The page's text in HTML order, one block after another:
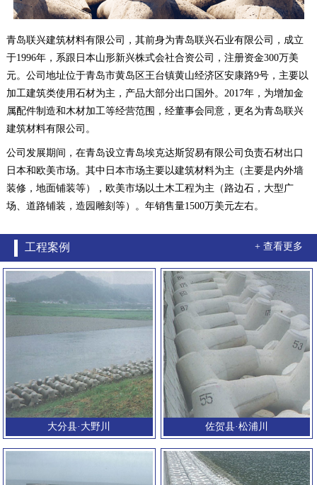
青岛联兴建筑材料有限公司，其前身为青岛联兴石业有限公司，成立
于1996年，系跟日本山形新兴株式会社合资公司，注册资金300万美
元。公司地址位于青岛市黄岛区王台镇黄山经济区安康路9号，主要以
加工建筑类使用石材为主，产品大部分出口国外。2017年，为增加金
属配件制造和木材加工等经营范围，经董事会同意，更名为青岛联兴
建筑材料有限公司。
公司发展期间，在青岛设立青岛埃克达斯贸易有限公司负责石材出口
日本和欧美市场。其中日本市场主要以建筑材料为主（主要是内外墙
装修，地面铺装等），欧美市场以土木工程为主（路边石，大型广
场、道路铺装，造园雕刻等）。年销售量1500万美元左右。
+ 查看更多
工程案例
大分县·大野川 佐贺县·松浦川